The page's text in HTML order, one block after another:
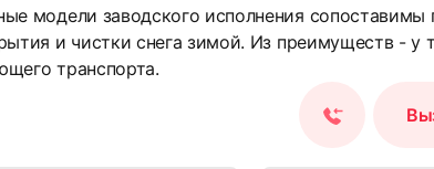
модели заводского исполнения
и чистки снега зимой. Из преимуществ - у
транспорта.